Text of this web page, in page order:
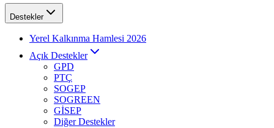
Destekler
Yerel Kalkınma Hamlesi 2026
Açık Destekler
GPD
PTÇ
SOGEP
SOGREEN
GİSEP
Diğer Destekler